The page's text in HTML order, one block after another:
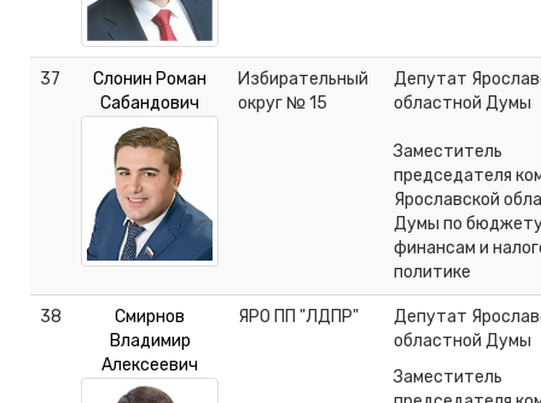
37
Слонин Роман
Сабандович
Избирательный
округ № 15
Депутат
областной Думы
Заместитель
председателя
Ярославской
Думы по
финансам и
политике
38
Смирнов
Владимир
Алексеевич
ЯРО ПП "ЛДПР"
Депутат
областной Думы
Заместитель